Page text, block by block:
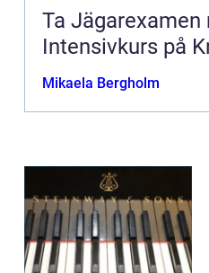
Ta Jägarexamen
Intensivkurs på
Mikaela Bergholm